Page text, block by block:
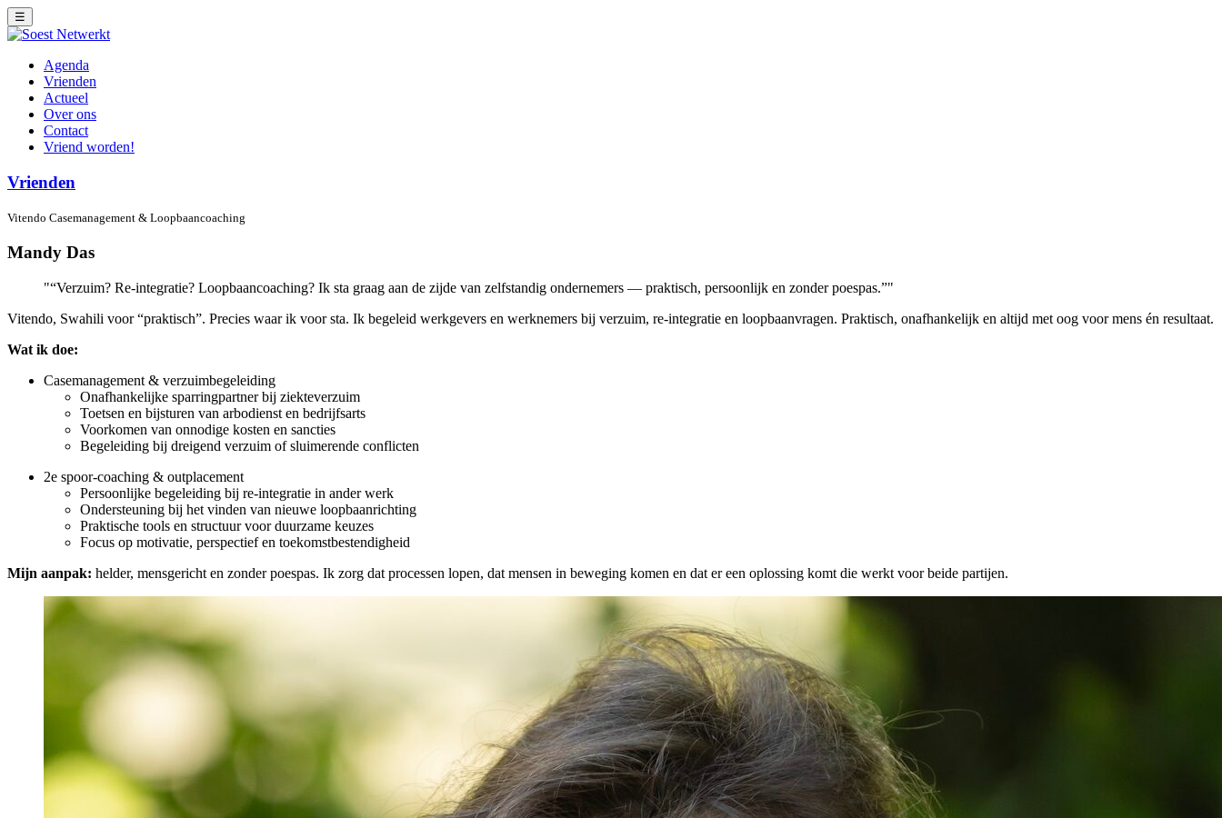
☰
Agenda
Vrienden
Actueel
Over ons
Contact
Vriend worden!
Vrienden
Vitendo Casemanagement & Loopbaancoaching
Mandy Das
“Verzuim? Re-integratie? Loopbaancoaching? Ik sta graag aan de zijde van zelfstandig ondernemers — praktisch, persoonlijk en zonder poespas.”
Vitendo, Swahili voor “praktisch”. Precies waar ik voor sta. Ik begeleid werkgevers en werknemers bij verzuim, re-integratie en loopbaanvragen. Praktisch, onafhankelijk en altijd met oog voor mens én resultaat.
Wat ik doe:
Casemanagement & verzuimbegeleiding
Onafhankelijke sparringpartner bij ziekteverzuim
Toetsen en bijsturen van arbodienst en bedrijfsarts
Voorkomen van onnodige kosten en sancties
Begeleiding bij dreigend verzuim of sluimerende conflicten
2e spoor-coaching & outplacement
Persoonlijke begeleiding bij re-integratie in ander werk
Ondersteuning bij het vinden van nieuwe loopbaanrichting
Praktische tools en structuur voor duurzame keuzes
Focus op motivatie, perspectief en toekomstbestendigheid
Mijn aanpak: helder, mensgericht en zonder poespas. Ik zorg dat processen lopen, dat mensen in beweging komen en dat er een oplossing komt die werkt voor beide partijen.